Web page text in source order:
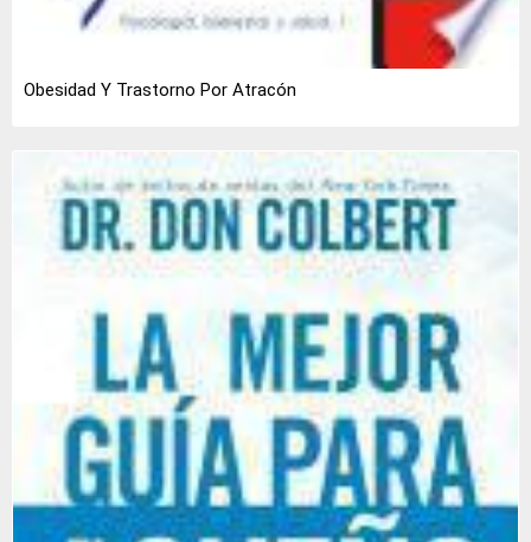
Obesidad Y Trastorno Por Atracón